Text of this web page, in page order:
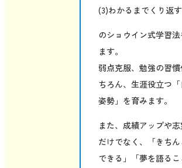
(3)わかるまでくり返す
のショウイン式学習
ます。
弱点克服、勉強の習慣
ちろん、生涯役立つ
姿勢」を育みます。
また、成績アップや
だけでなく、「きち
できる」「夢を語る